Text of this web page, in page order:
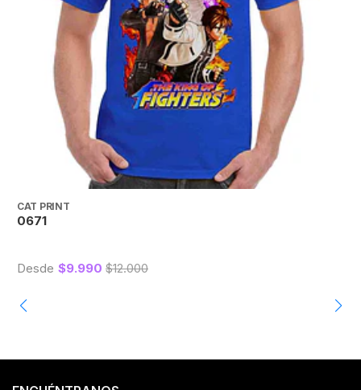
CAT PRINT
0671
Desde $9.990 $12.000